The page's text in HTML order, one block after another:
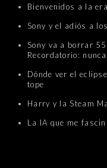
Bienvenidos a la
Sony y el adiós a
Sony va a borrar
Recordatorio:
Dónde ver el
tope
Harry y la Steam
La IA que me